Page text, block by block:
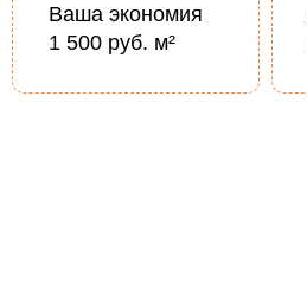
Ваша экономия
1 500 руб. м²